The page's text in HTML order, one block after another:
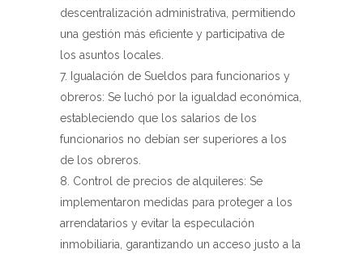
descentralización administrativa, permitiendo
una gestión más eficiente y participativa de
los asuntos locales.
Igualación de Sueldos para funcionarios y
obreros: Se luchó por la igualdad económica,
estableciendo que los salarios de los
funcionarios no debían ser superiores a los
de los obreros.
Control de precios de alquileres: Se
implementaron medidas para proteger a los
arrendatarios y evitar la especulación
inmobiliaria, garantizando un acceso justo a la